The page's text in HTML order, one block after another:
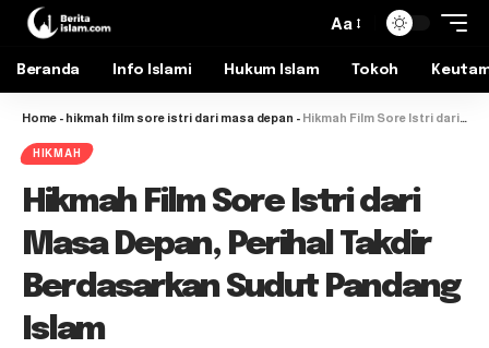
Aa
Beranda Info Islami Hukum Islam Tokoh
Home - hikmah film sore istri dari masa depan - Hikmah Film Sore Istri dari Masa Depan, Perihal Takdir Berdasarkan Sudut Pandang Islam
HIKMAH
Hikmah Film Sore Istri dari
Masa Depan, Perihal Takdir
Berdasarkan Sudut Pandang
Islam